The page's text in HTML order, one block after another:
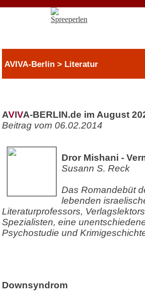
AVIVA-Berlin > Literatur
AVIVA-BERLIN.de im August
Beitrag vom 06.02.2014
Dror Mishani -
Susann S. Reck
Das Romandebüt
lebenden
Literaturprofessors,
Spezialisten, eine
Psychostudie und
Downsyndrom